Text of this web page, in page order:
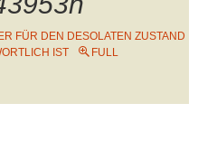
FÜR DEN DESOLATEN ZUSTAND
IST
FULL